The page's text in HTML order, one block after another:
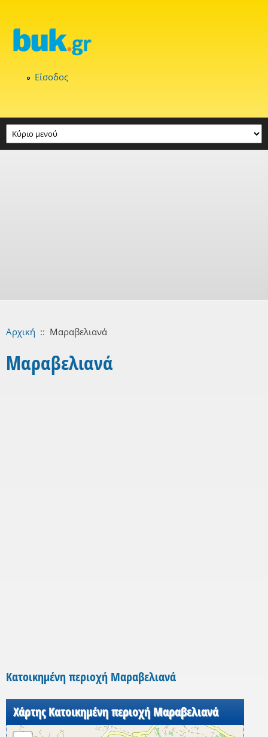
Είσοδος
Αρχική :: Μαραβελιανά
Μαραβελιανά
Κατοικημένη περιοχή Μαραβελιανά
Χάρτης Κατοικημένη περιοχή Μαραβελιανά